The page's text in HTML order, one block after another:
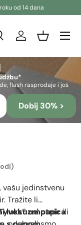
od 14 dana
PrijavaKošara
flash rasprodaje i još
Dobij 30% >
, vašu jedinstvenu
Tražite li
luksuzni papirili
omotnica